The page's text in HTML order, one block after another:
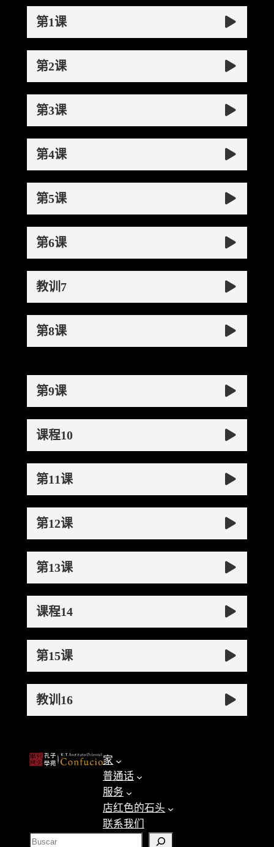
第1课
第2课
第3课
第4课
第5课
第6课
教训7
第8课
第9课
课程10
第11课
第12课
第13课
课程14
第15课
教训16
家
普通话
服务
店红色的石头
联系我们